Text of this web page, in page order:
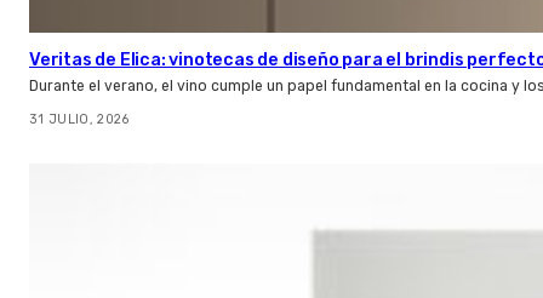
Veritas de Elica: vinotecas de diseño para el brindis
Durante el verano, el vino cumple un papel fundamental en la cocina y
31 JULIO, 2026